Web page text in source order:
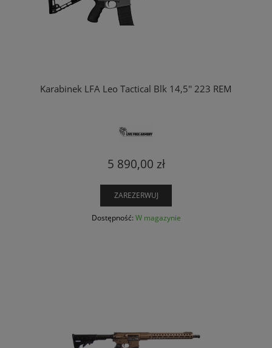
Karabinek LFA Leo Tactical Blk 14,5'' 223 REM
5 890,00 zł
ZAREZERWUJ
Dostępność: W magazynie